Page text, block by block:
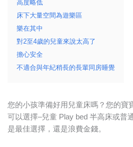
高度略低
床下大量空間為遊樂區
樂在其中
對2至4歲的兒童來說太高了
擔心安全
不適合與年紀稍長的長輩同房睡覺
您的小孩準備好用兒童床嗎？您的寶
可以選擇–兒童 Play bed 半高床或普
是最佳選擇，還是浪費金錢。